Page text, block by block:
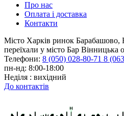
Про нас
Оплата і доставка
Контакти
Місто Харків ринок
переїхали у місто Бар Вінницька
Телефони: 8 (050) 028-80-71 8
пн-нд: 8:00-18:00
Неділя : вихідний
До контактів